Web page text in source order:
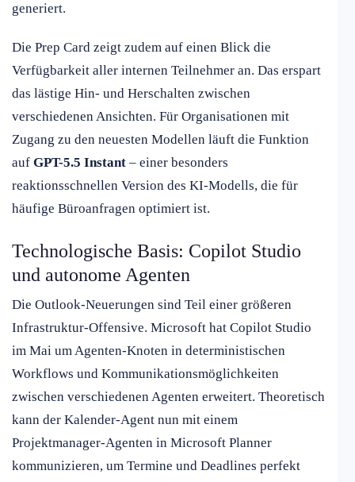
generiert.
Die Prep Card zeigt zudem auf einen Blick die
Verfügbarkeit aller internen Teilnehmer an. Das erspart
das lästige Hin- und Herschalten zwischen
verschiedenen Ansichten. Für Organisationen mit
Zugang zu den neuesten Modellen läuft die Funktion
auf GPT-5.5 Instant – einer besonders
reaktionsschnellen Version des KI-Modells, die für
häufige Büroanfragen optimiert ist.
Technologische Basis: Copilot Studio
und autonome Agenten
Die Outlook-Neuerungen sind Teil einer größeren
Infrastruktur-Offensive. Microsoft hat Copilot Studio
im Mai um Agenten-Knoten in deterministischen
Workflows und Kommunikationsmöglichkeiten
zwischen verschiedenen Agenten erweitert. Theoretisch
kann der Kalender-Agent nun mit einem
Projektmanager-Agenten in Microsoft Planner
kommunizieren, um Termine und Deadlines perfekt